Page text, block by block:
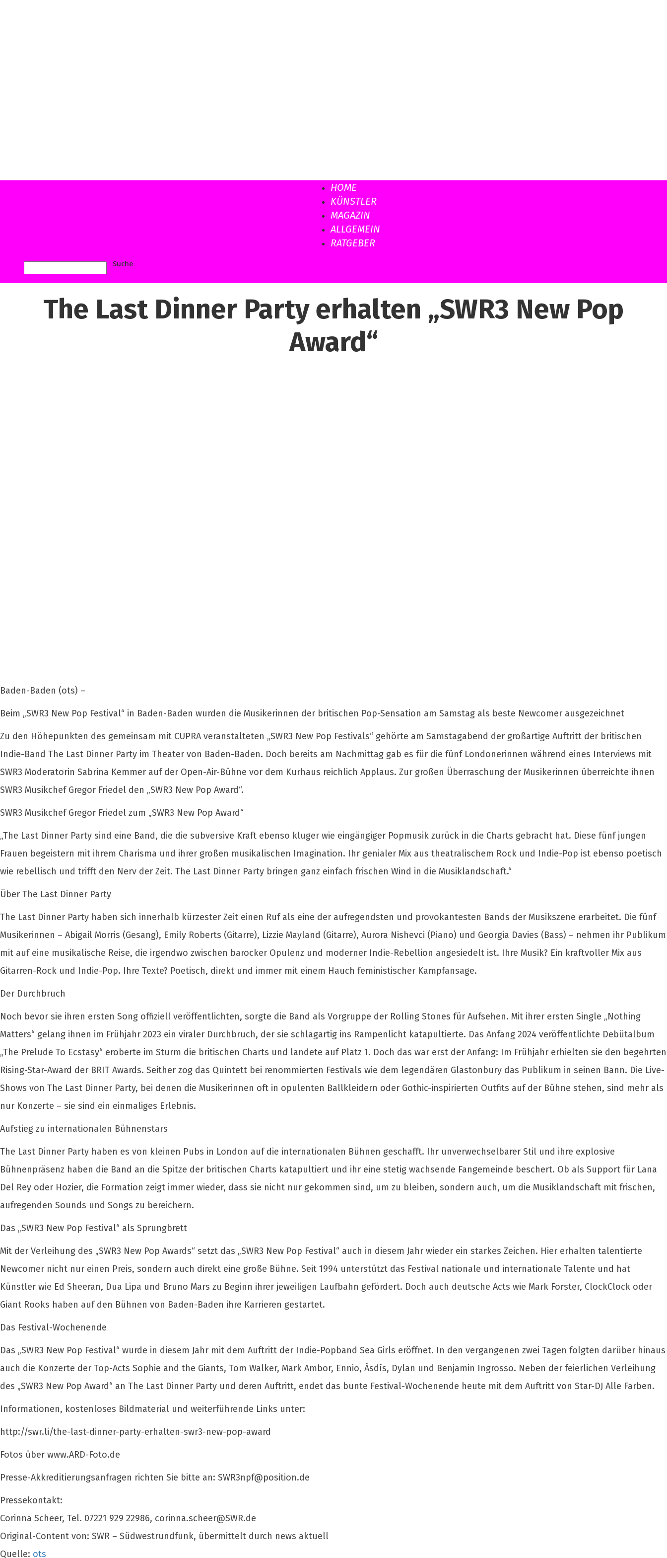
Musicload
HOME
KÜNSTLER
MAGAZIN
ALLGEMEIN
RATGEBER
The Last Dinner Party erhalten „SWR3 New Pop
Award“
Baden-Baden (ots) –
Beim „SWR3 New Pop Festival“ in Baden-Baden wurden die Musikerinnen der britischen Pop-Sensation am Samstag als beste Newcomer ausgezeichnet
Zu den Höhepunkten des gemeinsam mit CUPRA veranstalteten „SWR3 New Pop Festivals“ gehörte am Samstagabend der großartige Auftritt der britischen
Indie-Band The Last Dinner Party im Theater von Baden-Baden. Doch bereits am Nachmittag gab es für die fünf Londonerinnen während eines Interviews mit
SWR3 Moderatorin Sabrina Kemmer auf der Open-Air-Bühne vor dem Kurhaus reichlich Applaus. Zur großen Überraschung der Musikerinnen überreichte ihnen
SWR3 Musikchef Gregor Friedel den „SWR3 New Pop Award“.
SWR3 Musikchef Gregor Friedel zum „SWR3 New Pop Award“
„The Last Dinner Party sind eine Band, die die subversive Kraft ebenso kluger wie eingängiger Popmusik zurück in die Charts gebracht hat. Diese fünf jungen
Frauen begeistern mit ihrem Charisma und ihrer großen musikalischen Imagination. Ihr genialer Mix aus theatralischem Rock und Indie-Pop ist ebenso poetisch
wie rebellisch und trifft den Nerv der Zeit. The Last Dinner Party bringen ganz einfach frischen Wind in die Musiklandschaft.“
Über The Last Dinner Party
The Last Dinner Party haben sich innerhalb kürzester Zeit einen Ruf als eine der aufregendsten und provokantesten Bands der Musikszene erarbeitet. Die fünf
Musikerinnen – Abigail Morris (Gesang), Emily Roberts (Gitarre), Lizzie Mayland (Gitarre), Aurora Nishevci (Piano) und Georgia Davies (Bass) – nehmen ihr Publikum
mit auf eine musikalische Reise, die irgendwo zwischen barocker Opulenz und moderner Indie-Rebellion angesiedelt ist. Ihre Musik? Ein kraftvoller Mix aus
Gitarren-Rock und Indie-Pop. Ihre Texte? Poetisch, direkt und immer mit einem Hauch feministischer Kampfansage.
Der Durchbruch
Noch bevor sie ihren ersten Song offiziell veröffentlichten, sorgte die Band als Vorgruppe der Rolling Stones für Aufsehen. Mit ihrer ersten Single „Nothing
Matters“ gelang ihnen im Frühjahr 2023 ein viraler Durchbruch, der sie schlagartig ins Rampenlicht katapultierte. Das Anfang 2024 veröffentlichte Debütalbum
„The Prelude To Ecstasy“ eroberte im Sturm die britischen Charts und landete auf Platz 1. Doch das war erst der Anfang: Im Frühjahr erhielten sie den begehrten
Rising-Star-Award der BRIT Awards. Seither zog das Quintett bei renommierten Festivals wie dem legendären Glastonbury das Publikum in seinen Bann. Die Live-
Shows von The Last Dinner Party, bei denen die Musikerinnen oft in opulenten Ballkleidern oder Gothic-inspirierten Outfits auf der Bühne stehen, sind mehr als
nur Konzerte – sie sind ein einmaliges Erlebnis.
Aufstieg zu internationalen Bühnenstars
The Last Dinner Party haben es von kleinen Pubs in London auf die internationalen Bühnen geschafft. Ihr unverwechselbarer Stil und ihre explosive
Bühnenpräsenz haben die Band an die Spitze der britischen Charts katapultiert und ihr eine stetig wachsende Fangemeinde beschert. Ob als Support für Lana
Del Rey oder Hozier, die Formation zeigt immer wieder, dass sie nicht nur gekommen sind, um zu bleiben, sondern auch, um die Musiklandschaft mit frischen,
aufregenden Sounds und Songs zu bereichern.
Das „SWR3 New Pop Festival“ als Sprungbrett
Mit der Verleihung des „SWR3 New Pop Awards“ setzt das „SWR3 New Pop Festival“ auch in diesem Jahr wieder ein starkes Zeichen. Hier erhalten talentierte
Newcomer nicht nur einen Preis, sondern auch direkt eine große Bühne. Seit 1994 unterstützt das Festival nationale und internationale Talente und hat
Künstler wie Ed Sheeran, Dua Lipa und Bruno Mars zu Beginn ihrer jeweiligen Laufbahn gefördert. Doch auch deutsche Acts wie Mark Forster, ClockClock oder
Giant Rooks haben auf den Bühnen von Baden-Baden ihre Karrieren gestartet.
Das Festival-Wochenende
Das „SWR3 New Pop Festival“ wurde in diesem Jahr mit dem Auftritt der Indie-Popband Sea Girls eröffnet. In den vergangenen zwei Tagen folgten darüber hinaus
auch die Konzerte der Top-Acts Sophie and the Giants, Tom Walker, Mark Ambor, Ennio, Ásdís, Dylan und Benjamin Ingrosso. Neben der feierlichen Verleihung
des „SWR3 New Pop Award“ an The Last Dinner Party und deren Auftritt, endet das bunte Festival-Wochenende heute mit dem Auftritt von Star-DJ Alle Farben.
Informationen, kostenloses Bildmaterial und weiterführende Links unter:
http://swr.li/the-last-dinner-party-erhalten-swr3-new-pop-award
Fotos über www.ARD-Foto.de
Presse-Akkreditierungsanfragen richten Sie bitte an: SWR3npf@position.de
Pressekontakt:
Corinna Scheer, Tel. 07221 929 22986, corinna.scheer@SWR.de
Original-Content von: SWR – Südwestrundfunk, übermittelt durch news aktuell
Quelle: ots